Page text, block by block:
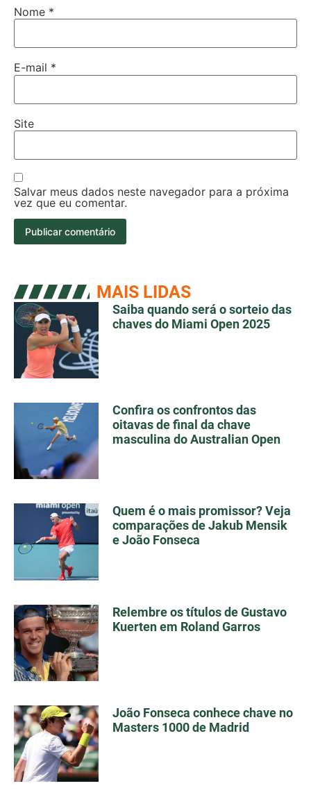
Nome *
E-mail *
Site
Salvar meus dados neste navegador para a próxima
vez que eu comentar.
MAIS LIDAS
Saiba quando será o sorteio das
chaves do Miami Open 2025
Confira os confrontos das
oitavas de final da chave
masculina do Australian Open
Quem é o mais promissor? Veja
comparações de Jakub Mensik
e João Fonseca
Relembre os títulos de Gustavo
Kuerten em Roland Garros
João Fonseca conhece chave no
Masters 1000 de Madrid